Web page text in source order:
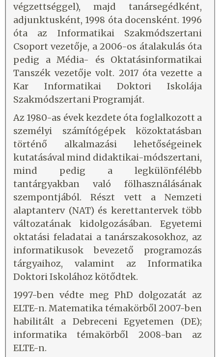
végzettséggel), majd tanársegédként,
adjunktusként, 1998 óta docensként. 1996
óta az Informatikai Szakmódszertani
Csoport vezetője, a 2006-os átalakulás óta
pedig a Média- és Oktatásinformatikai
Tanszék vezetője volt. 2017 óta vezette a
Kar Informatikai Doktori Iskolája
Szakmódszertani Programját.
Az 1980-as évek kezdete óta foglalkozott a
személyi számítógépek közoktatásban
történő alkalmazási lehetőségeinek
kutatásával mind didaktikai-módszertani,
mind pedig a legkülönfélébb
tantárgyakban való fölhasználásának
szempontjából. Részt vett a Nemzeti
alaptanterv (NAT) és kerettantervek több
változatának kidolgozásában. Egyetemi
oktatási feladatai a tanárszakosokhoz, az
informatikusok bevezető programozás
tárgyaihoz, valamint az Informatika
Doktori Iskolához kötődtek.
1997-ben védte meg PhD dolgozatát az
ELTE-n. Matematika témakörből 2007-ben
habilitált a Debreceni Egyetemen (DE);
informatika témakörből 2008-ban az
ELTE-n.